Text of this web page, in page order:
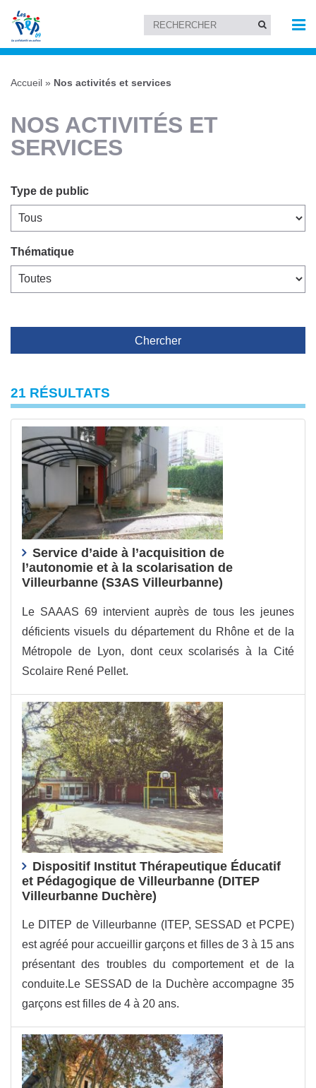
Accueil » Nos activités et services
NOS ACTIVITÉS ET
SERVICES
Type de public
Thématique
Chercher
21 RÉSULTATS
Service d’aide à l’acquisition de
l’autonomie et à la scolarisation de
Villeurbanne (S3AS Villeurbanne)
Le SAAAS 69 intervient auprès de tous les jeunes
déficients visuels du département du Rhône et de la
Métropole de Lyon, dont ceux scolarisés à la Cité
Scolaire René Pellet.
Dispositif Institut Thérapeutique Éducatif
et Pédagogique de Villeurbanne (DITEP
Villeurbanne Duchère)
Le DITEP de Villeurbanne (ITEP, SESSAD et PCPE)
est agréé pour accueillir garçons et filles de 3 à 15 ans
présentant des troubles du comportement et de la
conduite.Le SESSAD de la Duchère accompagne 35
garçons est filles de 4 à 20 ans.